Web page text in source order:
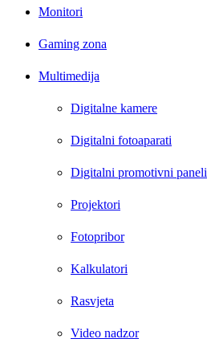
Monitori
Gaming zona
Multimedija
Digitalne kamere
Digitalni fotoaparati
Digitalni promotivni paneli
Projektori
Fotopribor
Kalkulatori
Rasvjeta
Video nadzor